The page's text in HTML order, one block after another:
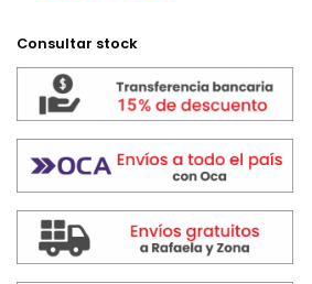
Consultar stock